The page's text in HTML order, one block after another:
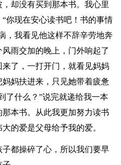
却没有买到那本书。我心里
你现在安心读书吧！书的事情
，我看见他这样不辞辛劳地奔
雨交加的晚上，门外响起了
了，一打开门，就看见妈妈
妈扶进来，只见她带着疲惫
了什么？”说完就递给我一本
本书。从此我更加努力读书
的爱是父母给予我的爱。
都操碎了心，所以我们要早